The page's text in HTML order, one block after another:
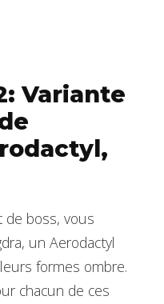
Variante
de boss, vous
un Aerodactyl
formes ombre.
chacun de ces